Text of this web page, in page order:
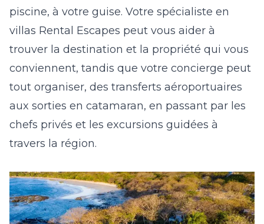
piscine, à votre guise. Votre spécialiste en
villas Rental Escapes peut vous aider à
trouver la destination et la propriété qui vous
conviennent, tandis que votre concierge peut
tout organiser, des transferts aéroportuaires
aux sorties en catamaran, en passant par les
chefs privés et les excursions guidées à
travers la région.